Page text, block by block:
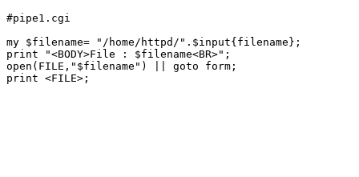
#pipe1.cgi
my $filename= "/home/httpd/".$input{filename};
print "<BODY>File : $filename<BR>";
open(FILE,"$filename") || goto form;